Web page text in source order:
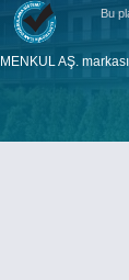
Bu
AŞ.